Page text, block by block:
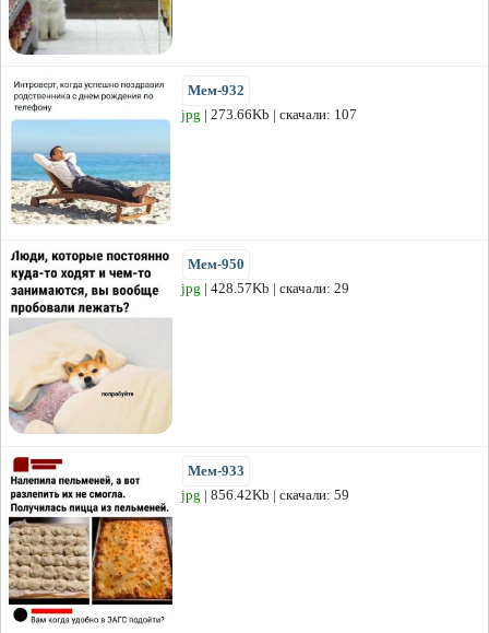
Мем-932
jpg | 273.66Kb | скачали: 107
Мем-950
jpg | 428.57Kb | скачали: 29
Мем-933
jpg | 856.42Kb | скачали: 59